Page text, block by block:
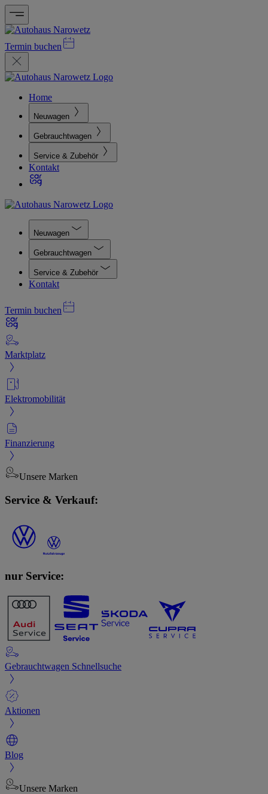
Termin buchen
Home
Neuwagen
Gebrauchtwagen
Service & Zubehör
Kontakt
Neuwagen
Gebrauchtwagen
Service & Zubehör
Kontakt
Termin buchen
Marktplatz
Elektromobilität
Finanzierung
Unsere Marken
Service & Verkauf:
nur Service:
Gebrauchtwagen Schnellsuche
Aktionen
Blog
Unsere Marken